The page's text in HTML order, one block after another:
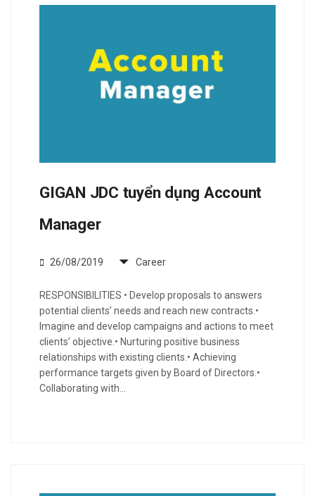
GIGAN JDC tuyển dụng Account
Manager
26/08/2019 Career
RESPONSIBILITIES • Develop proposals to answers
potential clients’ needs and reach new contracts.•
Imagine and develop campaigns and actions to meet
clients’ objective.• Nurturing positive business
relationships with existing clients.• Achieving
performance targets given by Board of Directors.•
Collaborating with…